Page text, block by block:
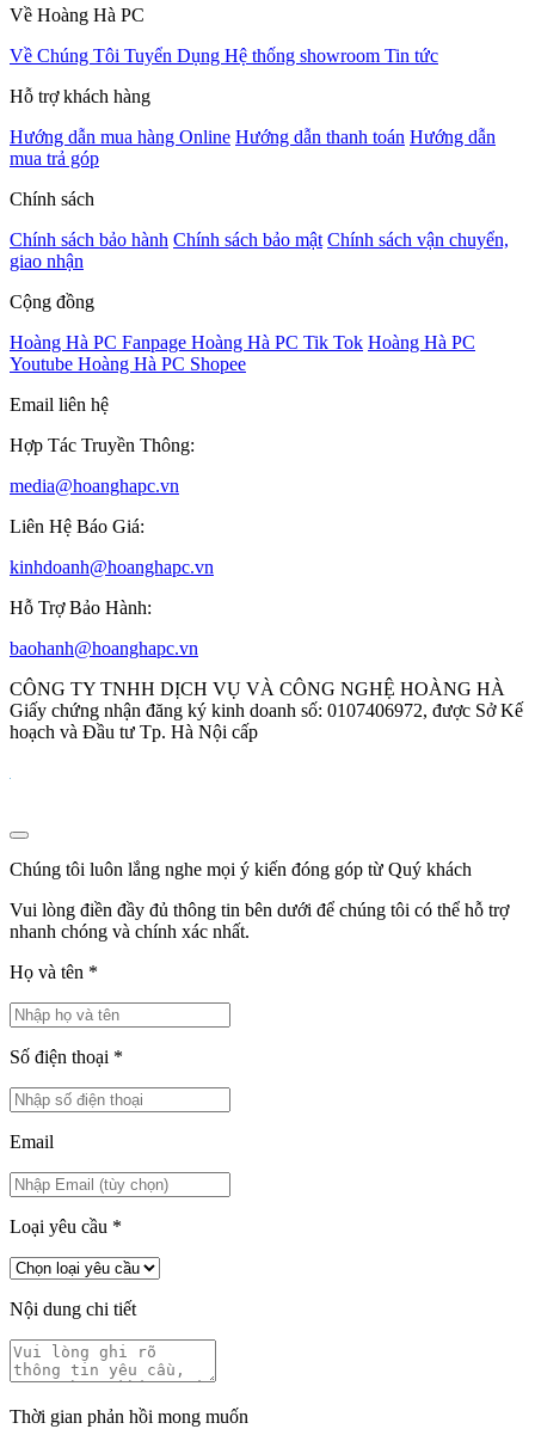
Về Hoàng Hà PC
Về Chúng Tôi Tuyển Dụng Hệ thống showroom Tin tức
Hỗ trợ khách hàng
Hướng dẫn mua hàng Online Hướng dẫn thanh toán Hướng dẫn
mua trả góp
Chính sách
Chính sách bảo hành Chính sách bảo mật Chính sách vận chuyển,
giao nhận
Cộng đồng
Hoàng Hà PC Fanpage Hoàng Hà PC Tik Tok Hoàng Hà PC
Youtube Hoàng Hà PC Shopee
Email liên hệ
Hợp Tác Truyền Thông:
media@hoanghapc.vn
Liên Hệ Báo Giá:
kinhdoanh@hoanghapc.vn
Hỗ Trợ Bảo Hành:
baohanh@hoanghapc.vn
CÔNG TY TNHH DỊCH VỤ VÀ CÔNG NGHỆ HOÀNG HÀ
Giấy chứng nhận đăng ký kinh doanh số: 0107406972, được Sở Kế
hoạch và Đầu tư Tp. Hà Nội cấp
Chúng tôi luôn lắng nghe mọi ý kiến đóng góp từ Quý khách
Vui lòng điền đầy đủ thông tin bên dưới để chúng tôi có thể hỗ trợ
nhanh chóng và chính xác nhất.
Họ và tên *
Số điện thoại *
Email
Loại yêu cầu *
Nội dung chi tiết
Thời gian phản hồi mong muốn